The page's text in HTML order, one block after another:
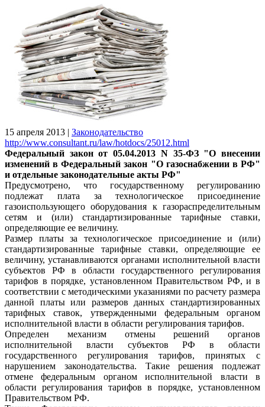
15 апреля 2013 | Законодательство
http://www.consultant.ru/law/hotdocs/25012.html
Федеральный закон от 05.04.2013 N 35-ФЗ "О внесении
изменений в Федеральный закон "О газоснабжении в РФ"
и отдельные законодательные акты РФ"
Предусмотрено, что государственному регулированию
подлежат плата за технологическое присоединение
газоиспользующего оборудования к газораспределительным
сетям и (или) стандартизированные тарифные ставки,
определяющие ее величину.
Размер платы за технологическое присоединение и (или)
стандартизированные тарифные ставки, определяющие ее
величину, устанавливаются органами исполнительной власти
субъектов РФ в области государственного регулирования
тарифов в порядке, установленном Правительством РФ, и в
соответствии с методическими указаниями по расчету размера
данной платы или размеров данных стандартизированных
тарифных ставок, утвержденными федеральным органом
исполнительной власти в области регулирования тарифов.
Определен механизм отмены решений органов
исполнительной власти субъектов РФ в области
государственного регулирования тарифов, принятых с
нарушением законодательства. Такие решения подлежат
отмене федеральным органом исполнительной власти в
области регулирования тарифов в порядке, установленном
Правительством РФ.